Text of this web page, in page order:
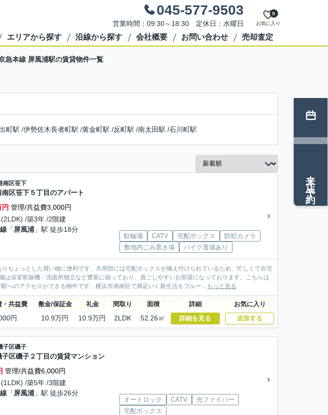
045-577-9503
営業時間：09:30～18:30 定休日：水曜日 お気に入り
0
エリアから探す 沿線から探す 会社概要 お問い合わせ 売却査定
急本線 屏風浦駅の賃貸物件一覧
町駅 /伊勢佐木長者町駅 /黄金町駅 /反町駅 /南太田駅 /石川町駅
南区笹下
区笹下５丁目のアパート
円 管理/共益費3,000円
/築3年 /2階建
「 屏風浦 」駅 徒歩18分
駐輪場 CATV 宅配ボックス
防犯カメラ
敷地内ごみ置き場
バイク置場あり
ちょっとした買い物に便利です。共用部には宅配ボックスが備え付けられているため、忙しくて在宅
は浴室乾燥機・洗面所独立など豊富に揃っており、過ごしやすいお部屋になっております。こちらは
へのアクセスができる物件です。横浜市港南区で満足いく新生活をブルー... もっと見る
・共益費 敷金/保証金 礼金 間取り 面積 詳細 お気に入り
円 10.9万円 10.9万円 2LDK 52.26㎡ 詳細を見る 追加する
子区磯子
子区磯子２丁目の賃貸マンション
管理/共益費6,000円
/築5年 /3階建
「 屏風浦 」駅 徒歩26分
オートロック CATV
光ファイバー
宅配ボックス
来店予約